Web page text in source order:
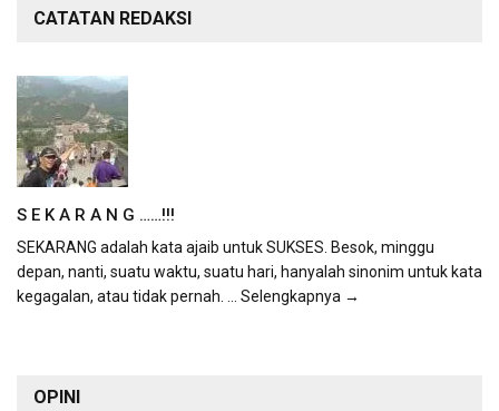
CATATAN REDAKSI
S E K A R A N G ……!!!
SEKARANG adalah kata ajaib untuk SUKSES. Besok, minggu
depan, nanti, suatu waktu, suatu hari, hanyalah sinonim untuk kata
kegagalan, atau tidak pernah. ... Selengkapnya →
OPINI